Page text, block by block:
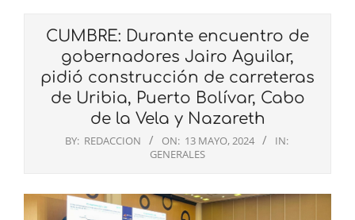
CUMBRE: Durante encuentro de
gobernadores Jairo Aguilar,
pidió construcción de carreteras
de Uribia, Puerto Bolívar, Cabo
de la Vela y Nazareth
BY: REDACCION ON: 13 MAYO, 2024
IN:
GENERALES